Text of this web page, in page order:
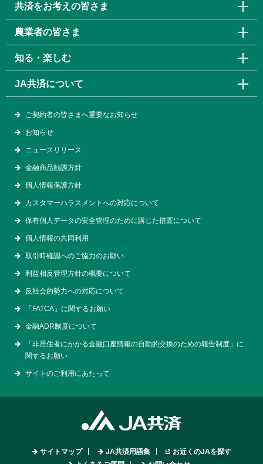
共済をお考えの皆さま
農業者の皆さま
知る・楽しむ
JA共済について
ご契約者の皆さまへ重要なお知らせ
お知らせ
ニュースリリース
金融商品勧誘方針
個人情報保護方針
カスタマーハラスメントへの対応について
保有個人データの安全管理のために講じた措置について
個人情報の共同利用
取引時確認へのご協力のお願い
利益相反管理方針の概要について
反社会的勢力への対応について
「FATCA」に関するお願い
金融ADR制度について
「非居住者にかかる金融口座情報の自動的交換のための報告制度」に
関するお願い
サイトのご利用にあたって
サイトマップ JA共済用語集
お近くのJAを探す